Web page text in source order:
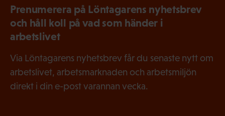
Prenumerera på Löntagarens nyhetsbrev
och håll koll på vad som händer i
arbetslivet
Via Löntagarens nyhetsbrev får du senaste nytt om
arbetslivet, arbetsmarknaden och arbetsmiljön
direkt i din e-post varannan vecka.